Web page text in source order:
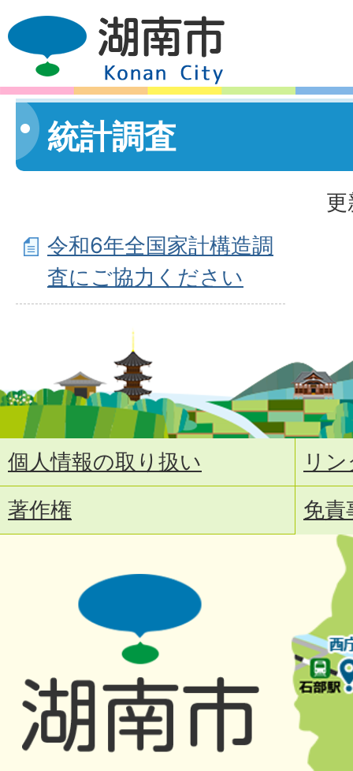
統計調査
令和6年全国家計構造調
査にご協力ください
個人情報の取り扱い
リ
著作権
免責